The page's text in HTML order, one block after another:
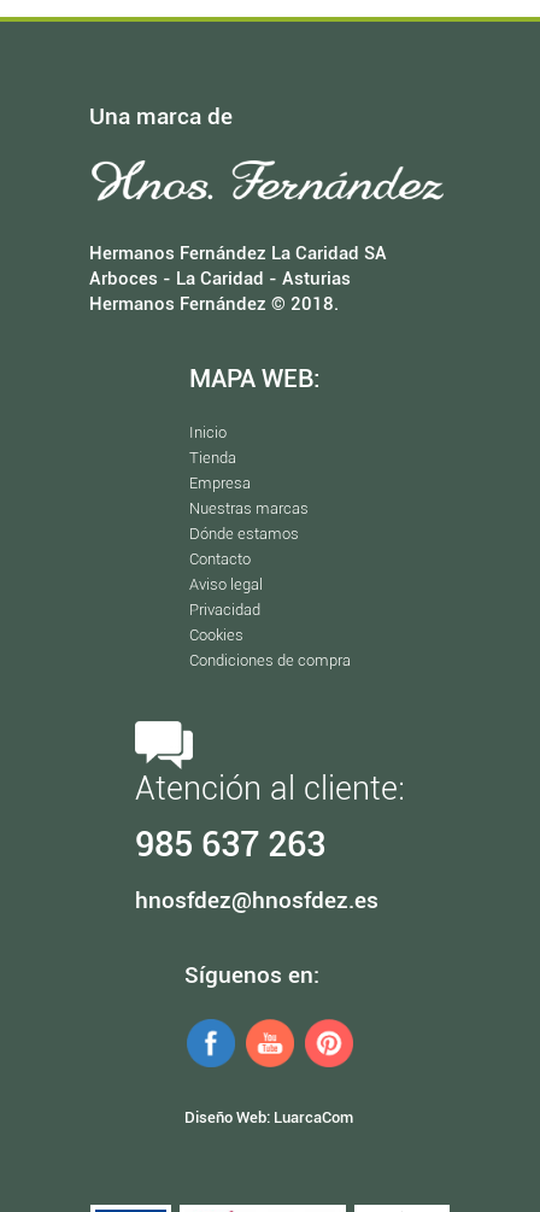
Una marca de
Hermanos Fernández La Caridad SA
Arboces - La Caridad - Asturias
Hermanos Fernández © 2018.
MAPA WEB:
Inicio
Tienda
Empresa
Nuestras marcas
Dónde estamos
Contacto
Aviso legal
Privacidad
Cookies
Condiciones de compra
Atención al cliente:
985 637 263
hnosfdez@hnosfdez.es
Síguenos en:
Diseño Web: LuarcaCom